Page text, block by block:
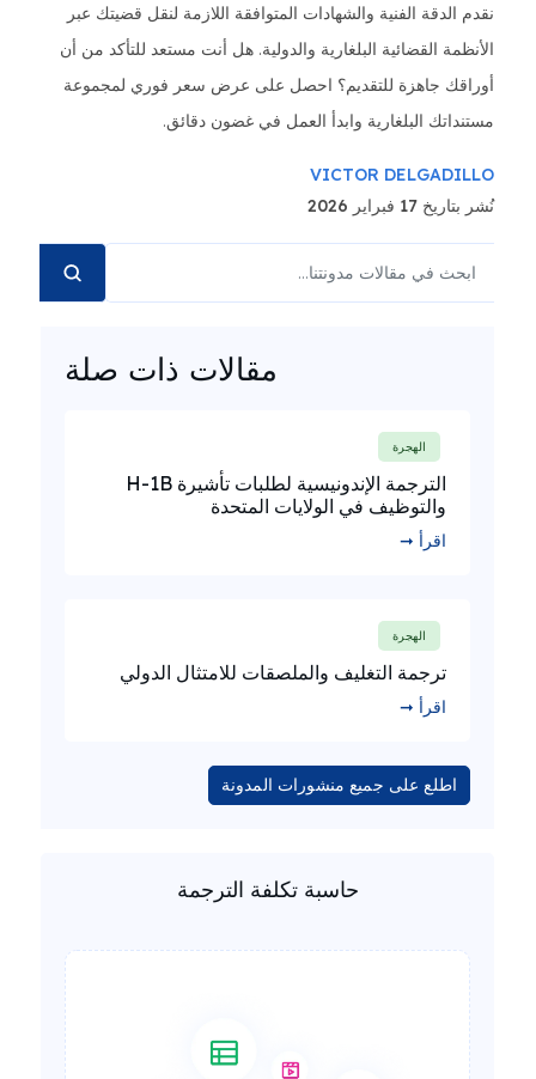
نقدم الدقة الفنية والشهادات المتوافقة اللازمة لنقل قضيتك عبر
الأنظمة القضائية البلغارية والدولية. هل أنت مستعد للتأكد من أن
أوراقك جاهزة للتقديم؟ احصل على عرض سعر فوري لمجموعة
مستنداتك البلغارية وابدأ العمل في غضون دقائق.
VICTOR DELGADILLO
نُشر بتاريخ 17 فبراير 2026
مقالات ذات صلة
الهجرة
الترجمة الإندونيسية لطلبات تأشيرة H-1B
والتوظيف في الولايات المتحدة
اقرأ ➞
الهجرة
ترجمة التغليف والملصقات للامتثال الدولي
اقرأ ➞
اطلع على جميع منشورات المدونة
حاسبة تكلفة الترجمة